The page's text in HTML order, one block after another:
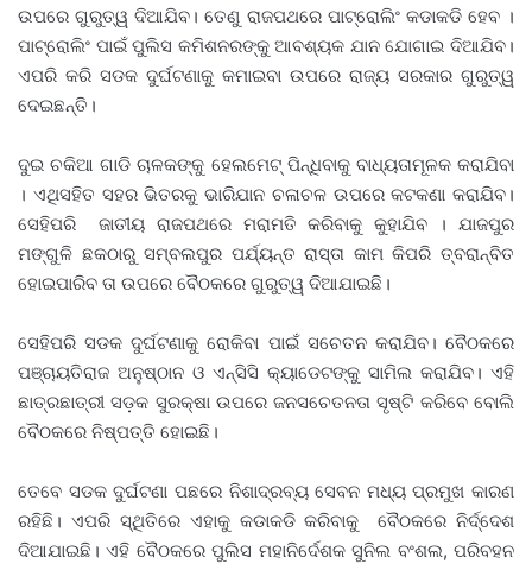
ଉପରେ ଗୁରୁତ୍ୱ ଦିଆଯିବ। ତେଣୁ ରାଜପଥରେ ପାଟ୍ରୋଲିଂ କଡାକଡି ହେବ ।
ପାଟ୍ରୋଲିଂ ପାଇଁ ପୁଲିସ କମିଶନରଙ୍କୁ ଆବଶ୍ୟକ ଯାନ ଯୋଗାଇ ଦିଆଯିବ।
ଏପରି କରି ସଡକ ଦୁର୍ଘଟଣାକୁ କମାଇବା ଉପରେ ରାଜ୍ୟ ସରକାର ଗୁରୁତ୍ୱ
ଦେଇଛନ୍ତି।
ଦୁଇ ଚକିଆ ଗାଡି ଚାଳକଙ୍କୁ ହେଲମେଟ୍‌ ପିନ୍ଧିବାକୁ ବାଧ୍ୟତାମୂଳକ କରାଯିବା
। ଏଥିସହିତ ସହର ଭିତରକୁ ଭାରିଯାନ ଚଳାଚଳ ଉପରେ କଟକଣା କରାଯିବ।
ସେହିପରି ଜାତୀୟ ରାଜପଥରେ ମରାମତି କରିବାକୁ କୁହାଯିବ । ଯାଜପୁର
ମଙ୍ଗୁଳି ଛକଠାରୁ ସମ୍ବଲପୁର ପର୍ଯ୍ୟନ୍ତ ରାସ୍ତା କାମ କିପରି ତ୍ବରାନ୍ବିତ
ହୋଇପାରିବ ତା ଉପରେ ବୈଠକରେ ଗୁରୁତ୍ୱ ଦିଆଯାଇଛି।
ସେହିପରି ସଡକ ଦୁର୍ଘଟଣାକୁ ରୋକିବା ପାଇଁ ସଚେତନ କରାଯିବ। ବୈଠକରେ
ପଞ୍ଚାୟତିରାଜ ଅନୁଷ୍ଠାନ ଓ ଏନ୍‌ସିସି କ୍ୟାଡେଟଙ୍କୁ ସାମିଲ କରାଯିବ। ଏହି
ଛାତ୍ରଛାତ୍ରୀ ସଡ଼କ ସୁରକ୍ଷା ଉପରେ ଜନସଚେତନତା ସୃଷ୍ଟି କରିବେ ବୋଲି
ବୈଠକରେ ନିଷ୍ପତ୍ତି ହୋଇଛି।
ତେବେ ସଡକ ଦୁର୍ଘଟଣା ପଛରେ ନିଶାଦ୍ରବ୍ୟ ସେବନ ମଧ୍ୟ ପ୍ରମୁଖ କାରଣ
ରହିଛି। ଏପରି ସ୍ଥିତିରେ ଏହାକୁ କଡାକଡି କରିବାକୁ ବୈଠକରେ ନିର୍ଦ୍ଦେଶ
ଦିଆଯାଇଛି। ଏହି ବୈଠକରେ ପୁଲିସ ମହାନିର୍ଦେଶକ ସୁନିଲ ବଂଶଲ, ପରିବହନ